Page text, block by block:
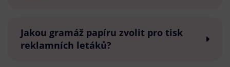
Jakou gramáž papíru zvolit pro tisk
reklamních letáků?